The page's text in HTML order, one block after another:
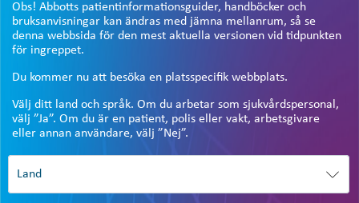
Obs! Abbotts patientinformationsguider, handböcker och
bruksanvisningar kan ändras med jämna mellanrum, så se
denna webbsida för den mest aktuella versionen vid tidpunkten
för ingreppet.
Du kommer nu att besöka en platsspecifik webbplats.
Välj ditt land och språk. Om du arbetar som sjukvårdspersonal,
välj ”Ja”. Om du är en patient, polis eller vakt, arbetsgivare
eller annan användare, välj ”Nej”.